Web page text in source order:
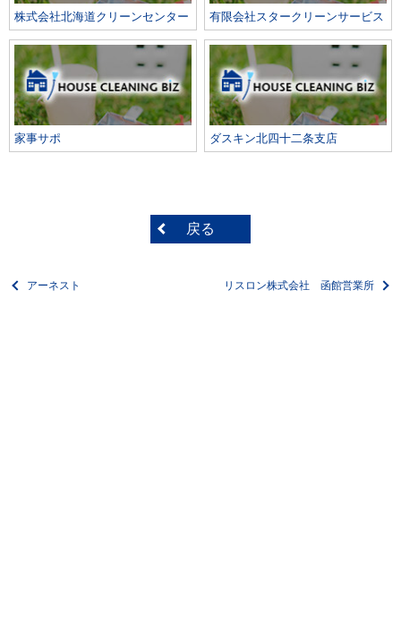
株式会社北海道クリーンセンター 有限会社スタークリーンサービス
家事サポ ダスキン北四十二条支店
戻る
アーネスト リスロン株式会社 函館営業所